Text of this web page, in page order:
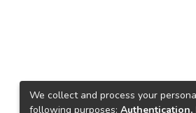
We collect and process your
following purposes: Authentication,